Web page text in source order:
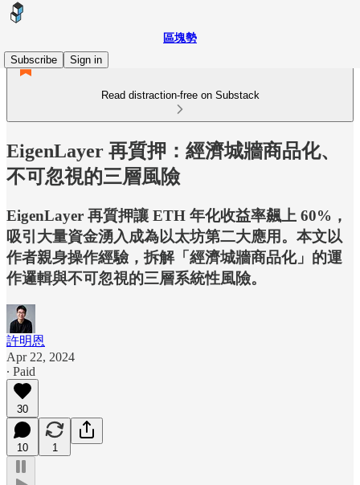
區塊勢
Subscribe
Sign in
Read distraction-free on Substack
EigenLayer 再質押：經濟城牆商品化、
不可忽視的三層風險
EigenLayer 再質押讓 ETH 年化收益率飆上 60%，
吸引大量資金湧入成為以太坊第二大應用。本文以
作者親身操作經驗，拆解「經濟城牆商品化」的運
作邏輯與不可忽視的三層系統性風險。
許明恩
Apr 22, 2024
∙ Paid
30
10 1